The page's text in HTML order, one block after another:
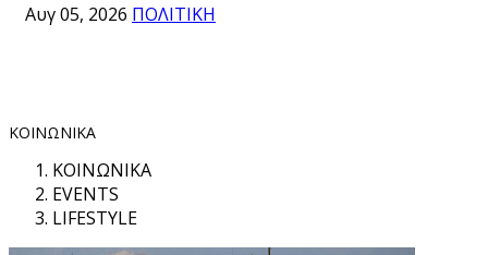
Αυγ 05, 2026 ΠΟΛΙΤΙΚΗ
ΚΟΙΝΩΝΙΚΑ
ΚΟΙΝΩΝΙΚΑ
EVENTS
LIFESTYLE